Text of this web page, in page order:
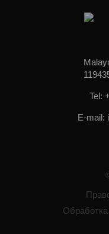
Tel:
E-mail: